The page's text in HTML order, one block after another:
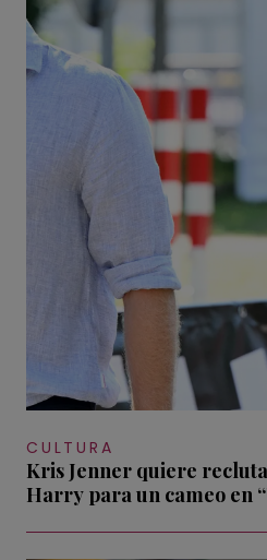
CULTURA
Kris Jenner quiere
Harry para un cameo en